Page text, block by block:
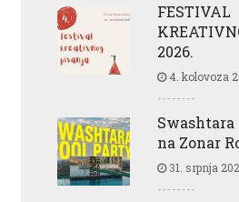
FESTIVAL
2026.
4. kolovoza
na Zonar
31. srpnja